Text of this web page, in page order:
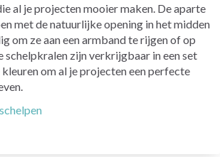
al je projecten mooier maken. De aparte
met de natuurlijke opening in het midden
om ze aan een armband te rijgen of op
schelpkralen zijn verkrijgbaar in een set
om al je projecten een perfecte